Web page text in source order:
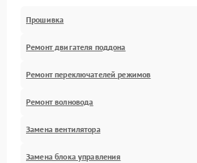
Прошивка
Ремонт двигателя поддона
Ремонт переключателей режимов
Ремонт волновода
Замена вентилятора
Замена блока управления